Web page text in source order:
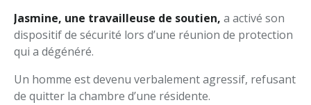
Jasmine, une travailleuse de soutien, a activé son
dispositif de sécurité lors d’une réunion de protection
qui a dégénéré.
Un homme est devenu verbalement agressif, refusant
de quitter la chambre d’une résidente.